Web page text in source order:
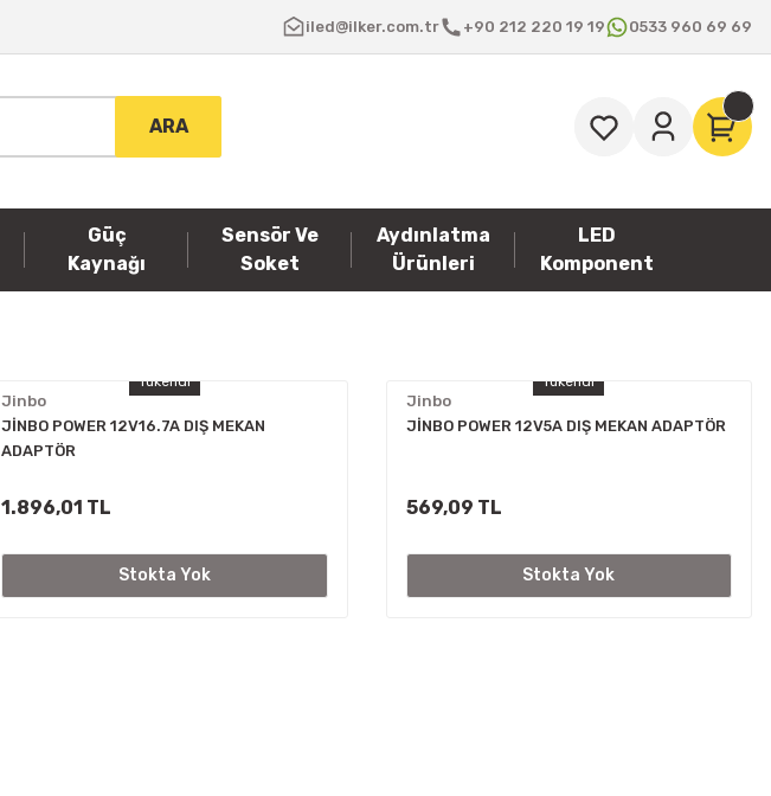
iled@ilker.com.tr +90 212 220 19 19 0533 960 69 69
ARA
Güç
Kaynağı
Sensör Ve
Soket
Aydınlatma
Ürünleri
LED
Komponent
Tükendi
Jinbo
JİNBO POWER 12V16.7A DIŞ MEKAN
ADAPTÖR
1.896,01 TL
Stokta Yok
Tükendi
Jinbo
JİNBO POWER 12V5A DIŞ MEKAN ADAPTÖR
569,09 TL
Stokta Yok